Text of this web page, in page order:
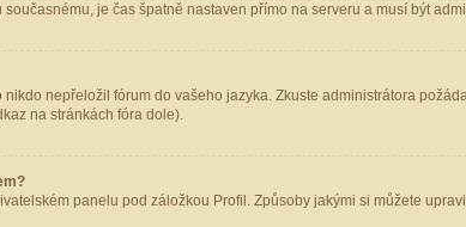
je čas špatně nastaven přímo na serveru a musí být
nepřeložil fórum do vašeho jazyka. Zkuste administrátora
na stránkách fóra dole).
panelu pod záložkou Profil. Způsoby jakými si můžete